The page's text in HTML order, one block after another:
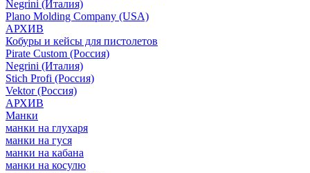
Negrini (Италия)
Plano Molding Company (USA)
АРХИВ
Кобуры и кейсы для пистолетов
Pirate Custom (Россия)
Negrini (Италия)
Stich Profi (Россия)
Vektor (Россия)
АРХИВ
Манки
манки на глухаря
манки на гуся
манки на кабана
манки на косулю